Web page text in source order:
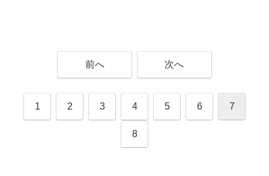
前へ 次へ
1 2 3 4 5 6 7
8